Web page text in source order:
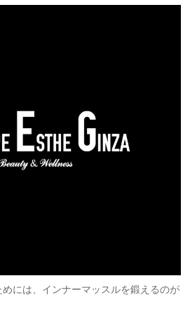
には、インナーマッスルを鍛えるのが